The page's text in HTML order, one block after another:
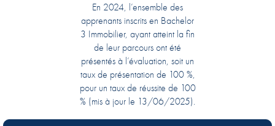
En 2024, l’ensemble des
apprenants inscrits en Bachelor
3 Immobilier, ayant atteint la fin
de leur parcours ont été
présentés à l’évaluation, soit un
taux de présentation de 100 %,
pour un taux de réussite de 100
% (mis à jour le 13/06/2025).